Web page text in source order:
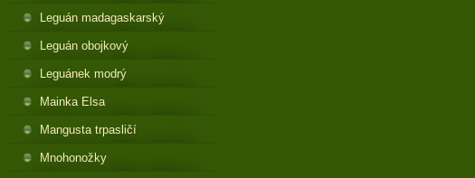
Leguán madagaskarský
Leguán obojkový
Leguánek modrý
Mainka Elsa
Mangusta trpasličí
Mnohonožky